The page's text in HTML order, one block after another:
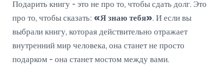
Подарить книгу - это не про то, чтобы сдать долг. Это
про то, чтобы сказать: «Я знаю тебя». И если вы
выбрали книгу, которая действительно отражает
внутренний мир человека, она станет не просто
подарком - она станет мостом между вами.